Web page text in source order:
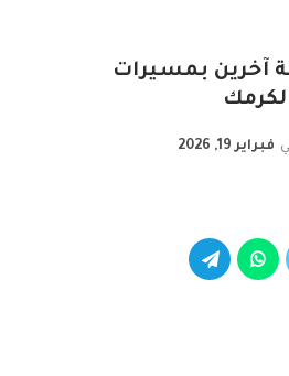
آخرين بمسيرات
فبراير 19, 2026